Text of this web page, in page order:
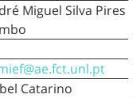
Miguel Silva Pires
Catarino